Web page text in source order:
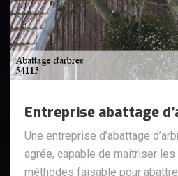
Entreprise abattage
Une entreprise d’abattage
agrée, capable de maitriser
méthodes faisable pour